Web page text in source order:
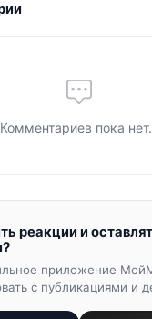
Комментариев пока
реакции и
приложение
с публикациями и